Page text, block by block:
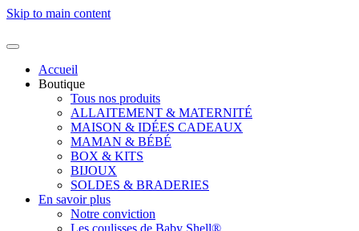
Skip to main content
Accueil
Boutique
Tous nos produits
ALLAITEMENT & MATERNITÉ
MAISON & IDÉES CADEAUX
MAMAN & BÉBÉ
BOX & KITS
BIJOUX
SOLDES & BRADERIES
En savoir plus
Notre conviction
Les coulisses de Baby Shell®